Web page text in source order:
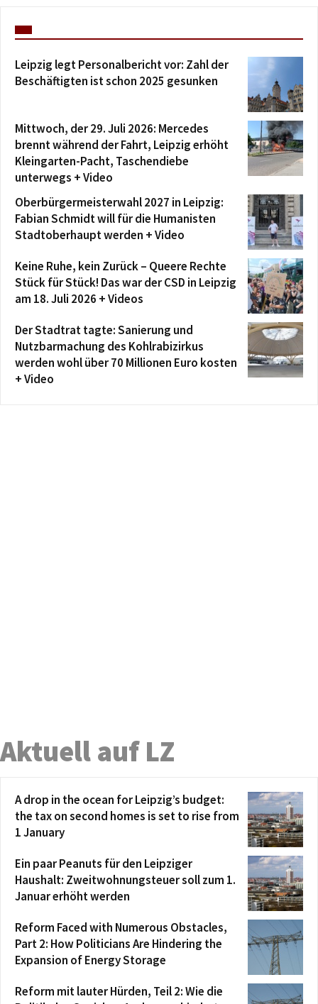
Leipzig legt Personalbericht vor: Zahl der
Beschäftigten ist schon 2025 gesunken
Mittwoch, der 29. Juli 2026: Mercedes
brennt während der Fahrt, Leipzig erhöht
Kleingarten-Pacht, Taschendiebe
unterwegs + Video
Oberbürgermeisterwahl 2027 in Leipzig:
Fabian Schmidt will für die Humanisten
Stadtoberhaupt werden + Video
Keine Ruhe, kein Zurück – Queere Rechte
Stück für Stück! Das war der CSD in Leipzig
am 18. Juli 2026 + Videos
Der Stadtrat tagte: Sanierung und
Nutzbarmachung des Kohlrabizirkus
werden wohl über 70 Millionen Euro kosten
+ Video
Aktuell auf LZ
A drop in the ocean for Leipzig’s budget:
the tax on second homes is set to rise from
1 January
Ein paar Peanuts für den Leipziger
Haushalt: Zweitwohnungsteuer soll zum 1.
Januar erhöht werden
Reform Faced with Numerous Obstacles,
Part 2: How Politicians Are Hindering the
Expansion of Energy Storage
Reform mit lauter Hürden, Teil 2: Wie die